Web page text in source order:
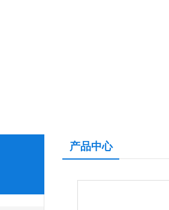
产品中心